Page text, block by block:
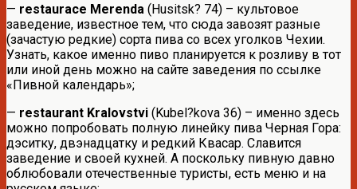
— restaurace Merenda (Husitsk? 74) – культовое
заведение, известное тем, что сюда завозят разные
(зачастую редкие) сорта пива со всех уголков Чехии.
Узнать, какое именно пиво планируется к розливу в тот
или иной день можно на сайте заведения по ссылке
«Пивной календарь»;
— restaurant Kralovstvi (Kubel?kova 36) – именно здесь
можно попробовать полную линейку пива Черная Гора:
дэситку, двэнадцатку и редкий Квасар. Славится
заведение и своей кухней. А поскольку пивную давно
облюбовали отечественные туристы, есть меню и на